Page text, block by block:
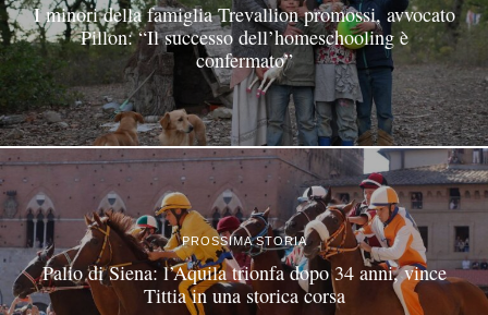
I minori della famiglia Trevallion promossi, avvocato
Pillon: “Il successo dell’homeschooling è
confermato”
PROSSIMA STORIA
Palio di Siena: l’Aquila trionfa dopo 34 anni, vince
Tittia in una storica corsa